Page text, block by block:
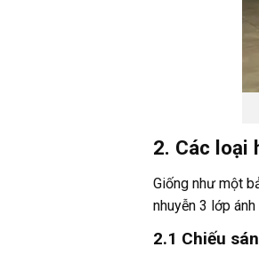
2. Các loại
Giống như một
nhuyễn 3 lớp
2.1 Chiếu